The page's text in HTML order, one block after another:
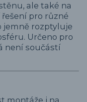
ale také na
pro různé
jemně rozptyluje
Určeno pro
není součástí
montáže i na